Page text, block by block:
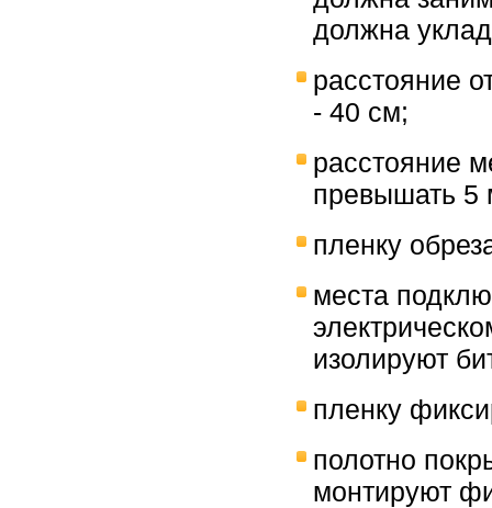
должна
расстояние
- 40 см;
расстояние
превышать 5
пленку
места
изолируют
пленку
полотно
монтируют